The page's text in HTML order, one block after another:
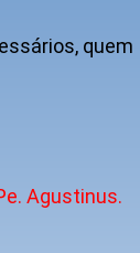
quem
Agustinus.